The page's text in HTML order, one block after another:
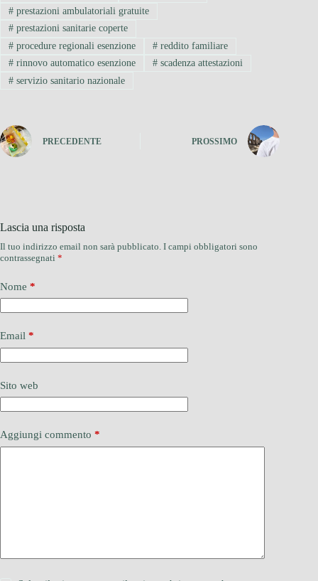
#prestazioni ambulatoriali gratuite
#prestazioni sanitarie coperte
#procedure regionali esenzione #reddito familiare
#rinnovo automatico esenzione #scadenza attestazioni
#servizio sanitario nazionale
PRECEDENTE PROSSIMO
Lascia una risposta
Il tuo indirizzo email non sarà pubblicato. I campi obbligatori sono
contrassegnati *
Nome *
Email *
Sito web
Aggiungi commento *